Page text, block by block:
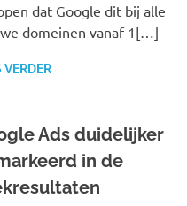
dat Google dit bij alle
domeinen vanaf 1[…]
VERDER
Ads duidelijker
in de